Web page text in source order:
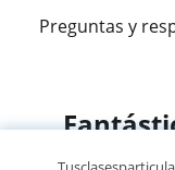
Preguntas y